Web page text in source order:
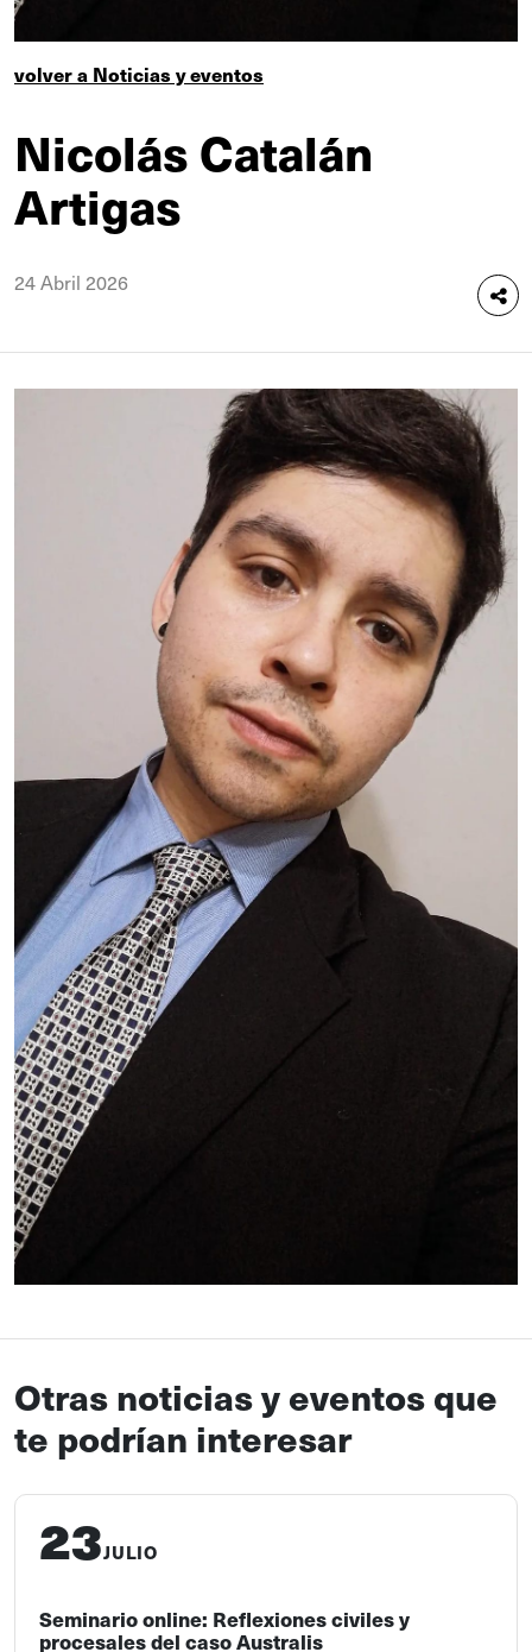
volver a Noticias y eventos
Nicolás Catalán
Artigas
24 Abril 2026
Otras noticias y eventos que
te podrían interesar
23JULIO
Seminario online: Reflexiones civiles y
procesales del caso Australis